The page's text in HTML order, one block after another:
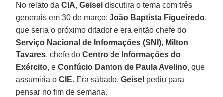
No relato daCIA, Geisel discutira o tema com três
generais em 30 de março:João Baptista Figueiredo,
que seria o próximo ditador e era então chefe do
Serviço Nacional de Informações (SNI), Milton
Tavares, chefe doCentro de Informações do
Exército, eConfúcio Danton de Paula Avelino, que
assumiria oCIE. Era sábado.Geisel pediu para
pensar no fim de semana.